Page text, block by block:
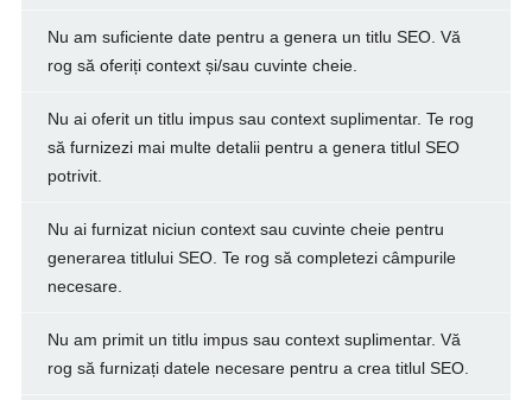
Nu am suficiente date pentru a genera un titlu SEO. Vă
rog să oferiți context și/sau cuvinte cheie.
Nu ai oferit un titlu impus sau context suplimentar. Te rog
să furnizezi mai multe detalii pentru a genera titlul SEO
potrivit.
Nu ai furnizat niciun context sau cuvinte cheie pentru
generarea titlului SEO. Te rog să completezi câmpurile
necesare.
Nu am primit un titlu impus sau context suplimentar. Vă
rog să furnizați datele necesare pentru a crea titlul SEO.